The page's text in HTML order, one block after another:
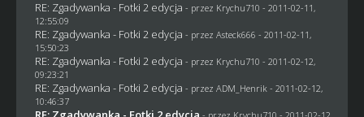
RE: Zgadywanka - Fotki 2 edycja - przez Krychu710 - 2011-02-11,
12:55:09
RE: Zgadywanka - Fotki 2 edycja - przez Asteck666 - 2011-02-11,
15:50:23
RE: Zgadywanka - Fotki 2 edycja - przez Krychu710 - 2011-02-12,
09:23:21
RE: Zgadywanka - Fotki 2 edycja - przez ADM_Henrik - 2011-02-12,
10:46:37